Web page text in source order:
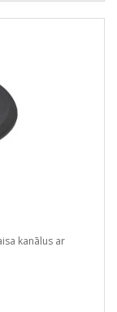
kanālus ar